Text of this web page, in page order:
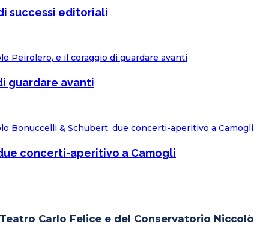
successi editoriali
guardare avanti
concerti-aperitivo a Camogli
Carlo Felice e del Conservatorio Niccolò